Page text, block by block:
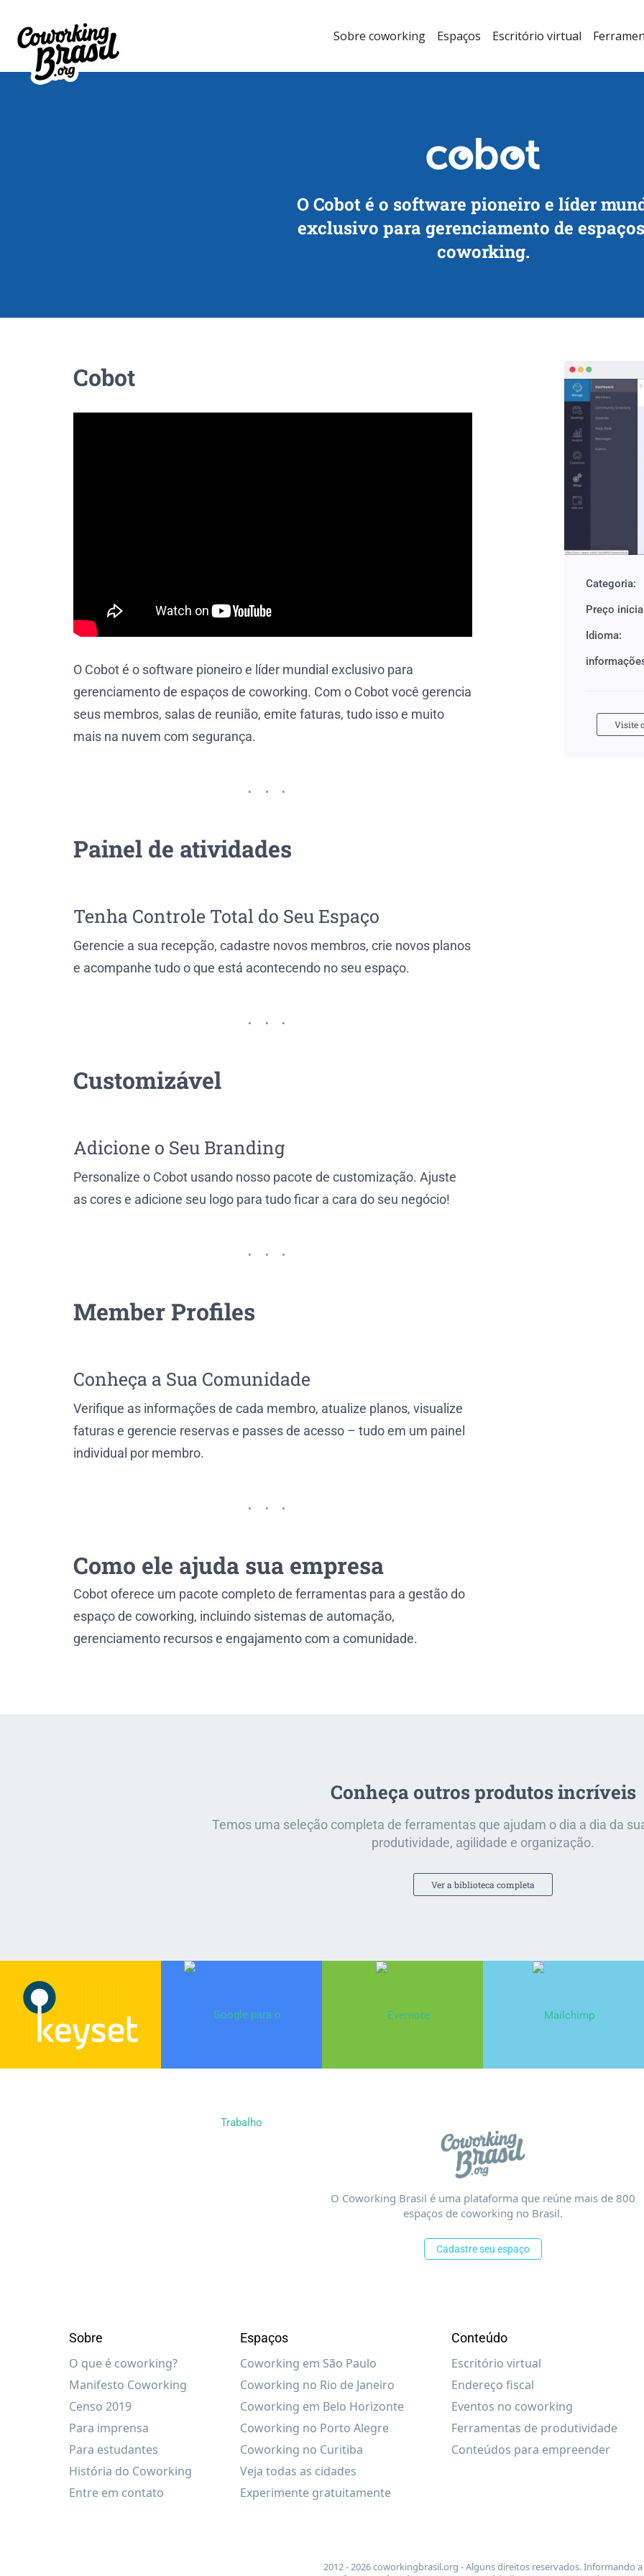
Sobre coworking Espaços Escritório virtual
O Cobot é o software pioneiro e líder
exclusivo para gerenciamento de
coworking.
Cobot
O Cobot é o software pioneiro e líder mundial exclusivo para
gerenciamento de espaços de coworking. Com o Cobot você gerencia
seus membros, salas de reunião, emite faturas, tudo isso e muito
mais na nuvem com segurança.
Painel de atividades
Tenha Controle Total do Seu Espaço
Gerencie a sua recepção, cadastre novos membros, crie novos planos
e acompanhe tudo o que está acontecendo no seu espaço.
Customizável
Adicione o Seu Branding
Personalize o Cobot usando nosso pacote de customização. Ajuste
as cores e adicione seu logo para tudo ficar a cara do seu negócio!
Member Profiles
Conheça a Sua Comunidade
Verifique as informações de cada membro, atualize planos, visualize
faturas e gerencie reservas e passes de acesso – tudo em um painel
individual por membro.
Como ele ajuda sua empresa
Cobot oferece um pacote completo de ferramentas para a gestão do
espaço de coworking, incluindo sistemas de automação,
gerenciamento recursos e engajamento com a comunidade.
Categoria:
Preço
Idioma:
Visite
Conheça outros produtos incríveis
Temos uma seleção completa de ferramentas que ajudam o dia a dia da
produtividade, agilidade e organização.
Ver a biblioteca completa
O Coworking Brasil é uma plataforma que reúne mais de 800
espaços de coworking no Brasil.
Cadastre seu espaço
Sobre
O que é coworking?
Manifesto Coworking
Censo 2019
Para imprensa
Para estudantes
História do Coworking
Entre em contato
Espaços
Coworking em São Paulo
Coworking no Rio de Janeiro
Coworking em Belo Horizonte
Coworking no Porto Alegre
Coworking no Curitiba
Veja todas as cidades
Experimente gratuitamente
Conteúdo
Escritório virtual
Endereço fiscal
Eventos no coworking
Ferramentas de produtividade
Conteúdos para empreender
2012 - 2026 coworkingbrasil.org - Alguns direitos reservados. Informando a